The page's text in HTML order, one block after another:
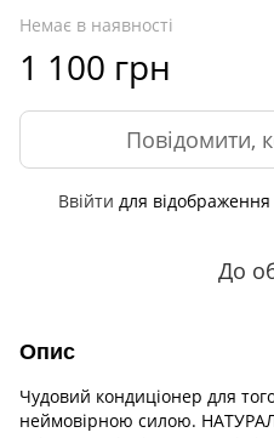
Немає в наявності
1 100 грн
Повідомити,
Ввійти для
До
Опис
Чудовий кондиціонер для
неймовірною силою.